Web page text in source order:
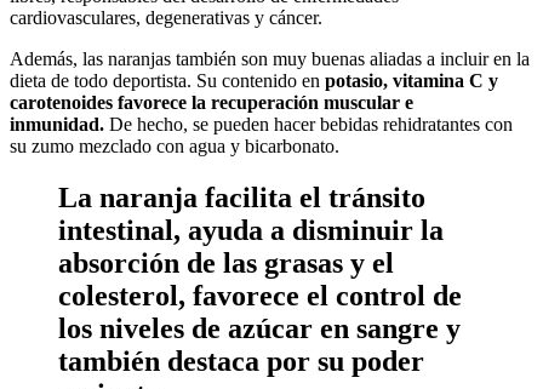
cardiovasculares, degenerativas y cáncer.
Además, las naranjas también son muy buenas aliadas a incluir en la
dieta de todo deportista. Su contenido en potasio, vitamina C y
carotenoides favorece la recuperación muscular e
inmunidad. De hecho, se pueden hacer bebidas rehidratantes con
su zumo mezclado con agua y bicarbonato.
La naranja facilita el tránsito
intestinal, ayuda a disminuir la
absorción de las grasas y el
colesterol, favorece el control de
los niveles de azúcar en sangre y
también destaca por su poder